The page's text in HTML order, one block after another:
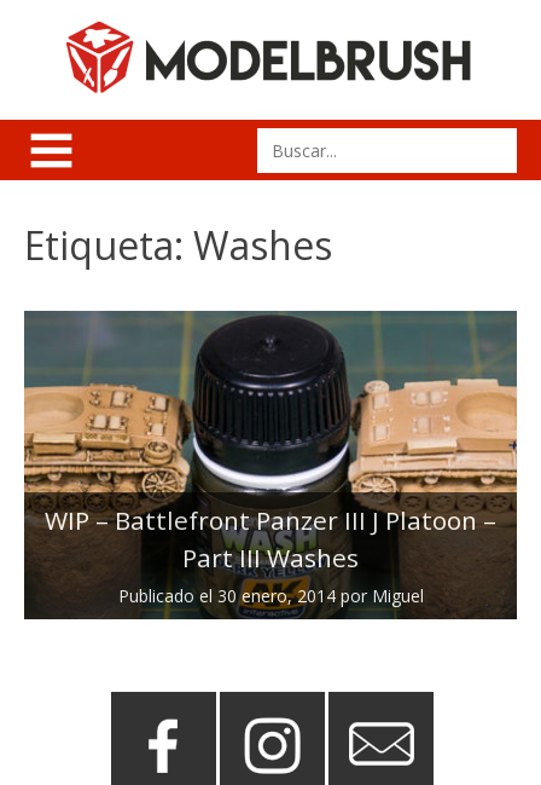
Search
for:
Etiqueta: Washes
WIP – Battlefront Panzer III J Platoon –
Part III Washes
Publicado el 30 enero, 2014por Miguel